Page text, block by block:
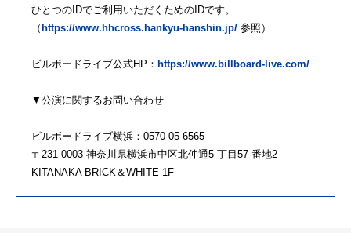
ひとつのIDでご利用いただくためのIDです。
（ https://www.hhcross.hankyu-hanshin.jp/ 参照）
ビルボードライブ公式HP： https://www.billboard-live.com/
▼公演に関するお問い合わせ
ビルボードライブ横浜：0570-05-6565
〒231-0003 神奈川県横浜市中区北仲通5 丁目57 番地2
KITANAKA BRICK＆WHITE 1F